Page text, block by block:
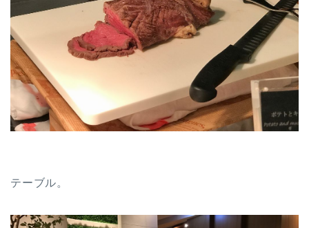
テーブル。